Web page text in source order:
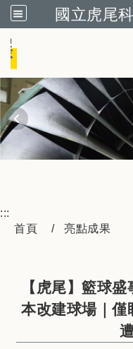
國立虎尾
:::
首頁
亮點成果
【虎尾】籃球
本改建球場｜僅